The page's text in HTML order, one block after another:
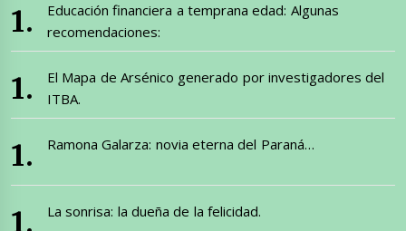
Educación financiera a temprana edad: Algunas
recomendaciones:
El Mapa de Arsénico generado por investigadores del
ITBA.
Ramona Galarza: novia eterna del Paraná…
La sonrisa: la dueña de la felicidad.